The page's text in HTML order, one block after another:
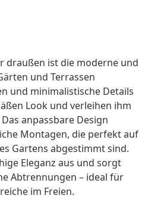
draußen ist die moderne und
und Terrassen
und minimalistische Details
Look und verleihen ihm
anpassbare Design
Montagen, die perfekt auf
Gartens abgestimmt sind.
Eleganz aus und sorgt
Abtrennungen – ideal für
im Freien.